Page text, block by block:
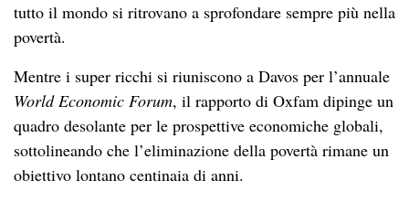
tutto il mondo si ritrovano a sprofondare sempre più nella
povertà.
Mentre i super ricchi si riuniscono a Davos per l’annuale
World Economic Forum, il rapporto di Oxfam dipinge un
quadro desolante per le prospettive economiche globali,
sottolineando che l’eliminazione della povertà rimane un
obiettivo lontano centinaia di anni.